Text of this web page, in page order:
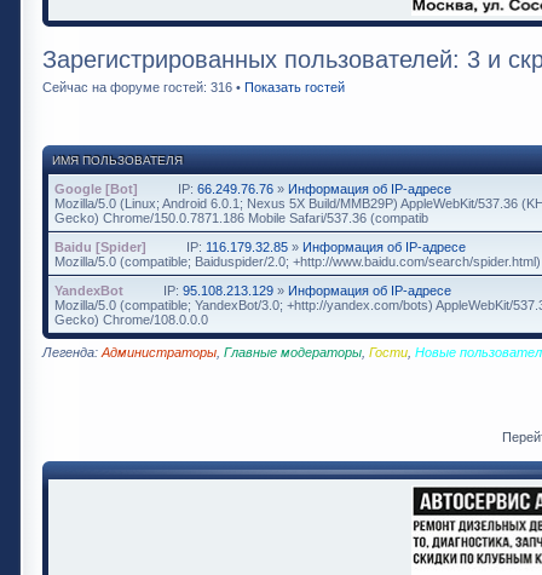
Зарегистрированных пользователей: 3 и
Сейчас на форуме гостей: 316 • Показать гостей
ИМЯ ПОЛЬЗОВАТЕЛЯ
Google [Bot] IP: 66.249.76.76 » Информация об IP-адресе
Mozilla/5.0 (Linux; Android 6.0.1; Nexus 5X Build/MMB29P) AppleWebKit/537.36
Gecko) Chrome/150.0.7871.186 Mobile Safari/537.36 (compatib
Baidu [Spider]
IP: 116.179.32.85 » Информация об IP-адресе
Mozilla/5.0 (compatible; Baiduspider/2.0; +http://www.baidu.com/search/spider.html)
YandexBot
IP: 95.108.213.129 » Информация об IP-адресе
Mozilla/5.0 (compatible; YandexBot/3.0; +http://yandex.com/bots) AppleWebKit/
Gecko) Chrome/108.0.0.0
Легенда: Администраторы Главные модераторы Гости Новые